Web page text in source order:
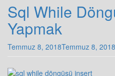
Sql While
Yapmak
Temmuz 8, 2018Temmuz 8, 2018